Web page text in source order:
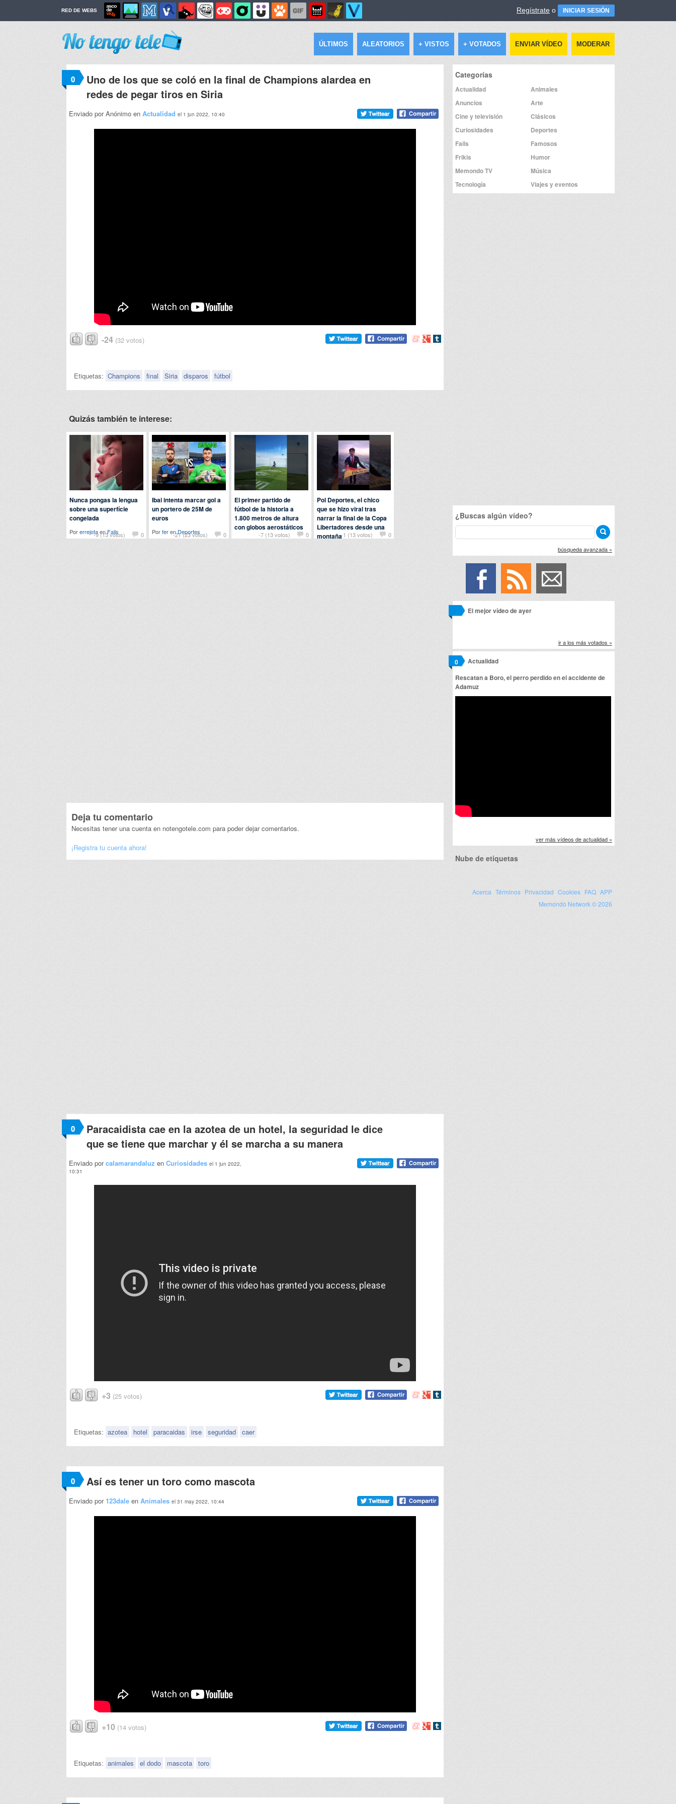
RED DE WEBS Regístrate o INICIAR SESIÓN
ÚLTIMOS ALEATORIOS + VISTOS + VOTADOS ENVIAR VÍDEO MODERAR
0
Uno de los que se coló en la final de Champions alardea en
redes de pegar tiros en Siria
Enviado por Anónimo en Actualidad el 1 jun 2022, 10:40
-24 (32 votos)
Compartir
Compartir
Compartir
Etiquetas: Champions final Siria disparos fútbol
Quizás también te interese:
-9 (13 votos) 0
Nunca pongas la lengua
sobre una superfície
congelada
PorerrejotaenFails -21 (23 votos) 0
Ibai intenta marcar gol a
un portero de 25M de
euros
PorferenDeportes -7 (13 votos) 0
El primer partido de
fútbol de la historia a
1.800 metros de altura
con globos aerostáticos
PornomedigasenDeportes
-1 (13 votos) 0
Pol Deportes, el chico
que se hizo viral tras
narrar la final de la Copa
Libertadores desde una
montaña
Deja tu comentario
Necesitas tener una cuenta en notengotele.com para poder dejar comentarios.
¡Registra tu cuenta ahora!
0
Paracaidista cae en la azotea de un hotel, la seguridad le dice
que se tiene que marchar y él se marcha a su manera
Enviado porcalamarandaluz en Curiosidades el 1 jun 2022,
10:31
+3 (25 votos)
Compartir
Compartir
Compartir
Etiquetas: azotea hotel paracaidas irse seguridad caer
0 Así es tener un toro como mascota
Enviado por 123dale en Animales el 31 may 2022, 10:44
+10 (14 votos)
Compartir
Compartir
Compartir
Etiquetas: animales el dodo mascota toro
Categorías
Actualidad
Animales
Anuncios
Arte
Cine y televisión
Clásicos
Curiosidades
Deportes
Fails
Famosos
Frikis
Humor
Memondo TV
Música
Tecnología
Viajes y eventos
¿Buscas algún vídeo?
búsqueda avanzada »
El mejor vídeo de ayer
ir a los más votados »
Actualidad
0
Rescatan a Boro, el perro perdido en el accidente de
Adamuz
ver más vídeos de actualidad »
Nube de etiquetas
Acerca Términos Privacidad Cookies FAQ APP
Memondo Network © 2026